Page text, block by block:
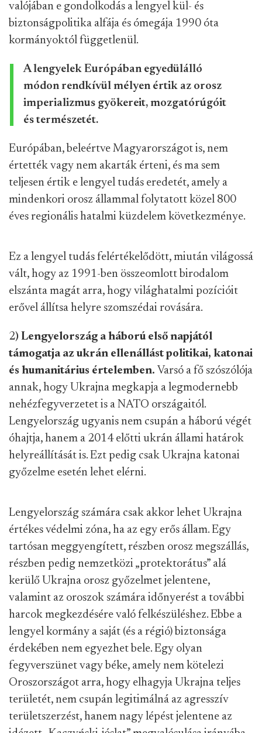
valójában e gondolkodás a lengyel kül- és
biztonságpolitika alfája és ómegája 1990 óta
kormányoktól függetlenül.
A lengyelek Európában egyedülálló
módon rendkívül mélyen értik az orosz
imperializmus gyökereit, mozgatórúgóit
és természetét.
Európában, beleértve Magyarországot is, nem
értették vagy nem akarták érteni, és ma sem
teljesen értik e lengyel tudás eredetét, amely a
mindenkori orosz állammal folytatott közel 800
éves regionális hatalmi küzdelem következménye.
Ez a lengyel tudás felértékelődött, miután világossá
vált, hogy az 1991-ben összeomlott birodalom
elszánta magát arra, hogy világhatalmi pozícióit
erővel állítsa helyre szomszédai rovására.
2) Lengyelország a háború első napjától
támogatja az ukrán ellenállást politikai, katonai
és humanitárius értelemben. Varsó a fő szószólója
annak, hogy Ukrajna megkapja a legmodernebb
nehézfegyverzetet is a NATO országaitól.
Lengyelország ugyanis nem csupán a háború végét
óhajtja, hanem a 2014 előtti ukrán állami határok
helyreállítását is. Ezt pedig csak Ukrajna katonai
győzelme esetén lehet elérni.
Lengyelország számára csak akkor lehet Ukrajna
értékes védelmi zóna, ha az egy erős állam. Egy
tartósan meggyengített, részben orosz megszállás,
részben pedig nemzetközi „protektorátus” alá
kerülő Ukrajna orosz győzelmet jelentene,
valamint az oroszok számára időnyerést a további
harcok megkezdésére való felkészüléshez. Ebbe a
lengyel kormány a saját (és a régió) biztonsága
érdekében nem egyezhet bele. Egy olyan
fegyverszünet vagy béke, amely nem kötelezi
Oroszországot arra, hogy elhagyja Ukrajna teljes
területét, nem csupán legitimálná az agresszív
területszerzést, hanem nagy lépést jelentene az